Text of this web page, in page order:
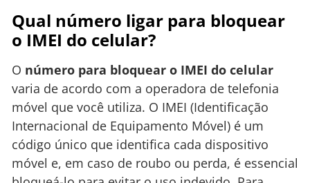
Qual número ligar para bloquear
o IMEI do celular?
O número para bloquear o IMEI do celular
varia de acordo com a operadora de telefonia
móvel que você utiliza. O IMEI (Identificação
Internacional de Equipamento Móvel) é um
código único que identifica cada dispositivo
móvel e, em caso de roubo ou perda, é essencial